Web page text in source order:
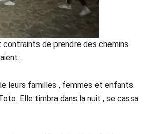
de prendre des chemins
leurs familles , femmes et enfants.
Elle timbra dans la nuit , se cassa